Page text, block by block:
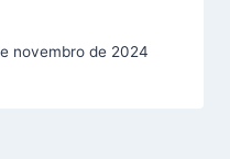
novembro de 2024